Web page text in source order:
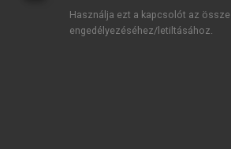
Használja ezt a kapcsolót az
engedélyezéséhez/letiltásához.